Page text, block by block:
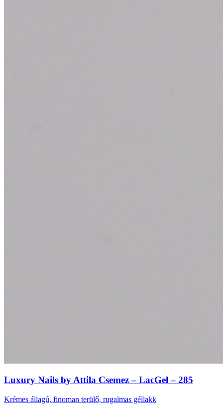
Luxury Nails by Attila Csemez – LacGel – 285
Krémes állagú, finoman terülő, rugalmas géllakk